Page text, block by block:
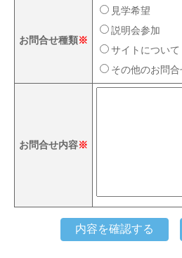
お問合せ種類※
見学希望
説明会参加
サイトについて
その他のお問合
お問合せ内容※